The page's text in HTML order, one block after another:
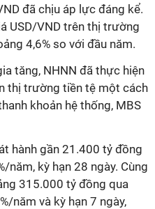
đã chịu áp lực đáng kể.
USD/VND trên thị trường
4,6% so với đầu năm.
tăng, NHNN đã thực hiện
thị trường tiền tệ một cách
khoản hệ thống, MBS
hành gần 21.400 tỷ đồng
năm, kỳ hạn 28 ngày. Cùng
315.000 tỷ đồng qua
năm và kỳ hạn 7 ngày,